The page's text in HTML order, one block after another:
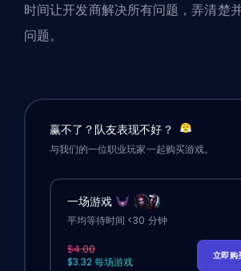
时间让开发商解决所有问题，弄清楚
问题。
赢不了？队友表现不好？
与我们的一位职业玩家一起购买游戏。
一场游戏
平均等待时间 <30 分钟
$4.00
$3.32 每场游戏
立即购